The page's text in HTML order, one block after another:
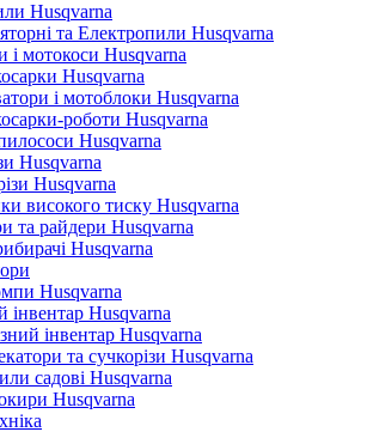
Husqvarna
та Електропили Husqvarna
і мотокоси Husqvarna
Husqvarna
і мотоблоки Husqvarna
роботи Husqvarna
Husqvarna
Husqvarna
Husqvarna
високого тиску Husqvarna
та райдери Husqvarna
Husqvarna
Husqvarna
інвентар Husqvarna
інвентар Husqvarna
та сучкорізи Husqvarna
садові Husqvarna
Husqvarna